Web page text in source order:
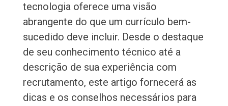
tecnologia oferece uma visão
abrangente do que um currículo bem-
sucedido deve incluir. Desde o destaque
de seu conhecimento técnico até a
descrição de sua experiência com
recrutamento, este artigo fornecerá as
dicas e os conselhos necessários para